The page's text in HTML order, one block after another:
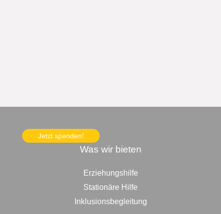
Jetzt spenden!
Was wir bieten
Erziehungshilfe
Stationäre Hilfe
Inklusionsbegleitung